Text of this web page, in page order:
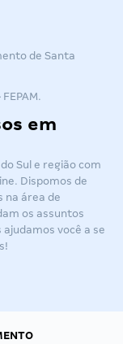
de Santa
em
Sul e região com
Dispomos de
na área de
os assuntos
você a se